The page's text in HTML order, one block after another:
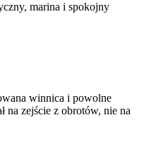
marina i spokojny
winnica i powolne
na zejście z obrotów, nie na